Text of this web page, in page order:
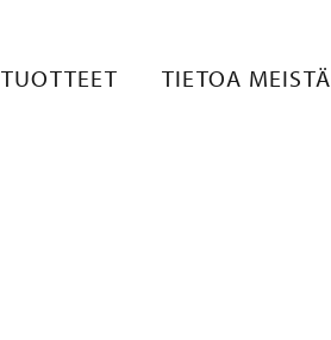
TUOTTEET TIETOA MEISTÄ